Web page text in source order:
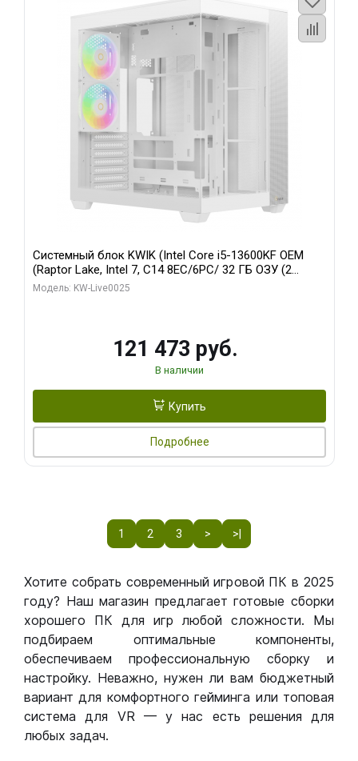
Системный блок KWIK (Intel Core i5-13600KF OEM
(Raptor Lake, Intel 7, C14 8EC/6PC/ 32 ГБ ОЗУ (2
модуля)/ Gigabyte RTX5060 WINDFORCE OC 8GB
Модель: KW-Live0025
121 473 руб.
В наличии
Купить
Подробнее
1 2 3 > >|
Хотите собрать современный игровой ПК в 2025
году? Наш магазин предлагает готовые сборки
хорошего ПК для игр любой сложности. Мы
подбираем оптимальные компоненты,
обеспечиваем профессиональную сборку и
настройку. Неважно, нужен ли вам бюджетный
вариант для комфортного гейминга или топовая
система для VR — у нас есть решения для
любых задач.